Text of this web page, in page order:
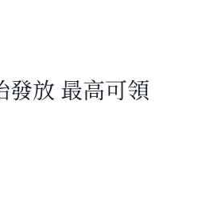
發放 最高可領